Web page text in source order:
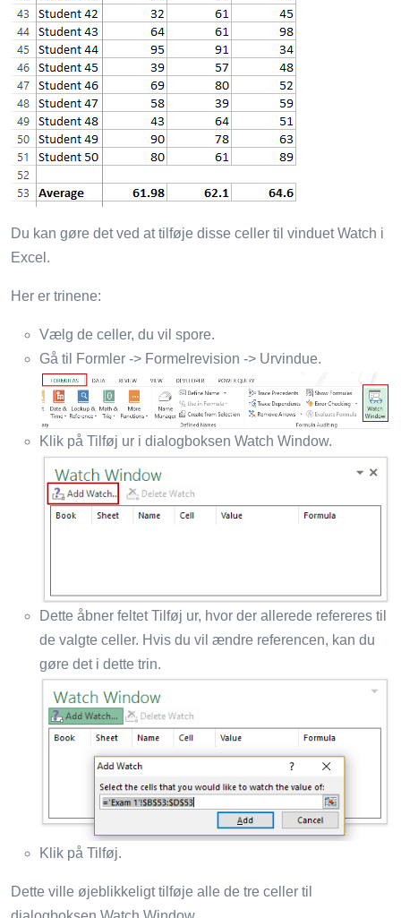
Du kan gøre det ved at tilføje disse celler til vinduet Watch i
Excel.
Her er trinene:
Vælg de celler, du vil spore.
Gå til Formler -> Formelrevision -> Urvindue.
Klik på Tilføj ur i dialogboksen Watch Window.
Dette åbner feltet Tilføj ur, hvor der allerede refereres til
de valgte celler. Hvis du vil ændre referencen, kan du
gøre det i dette trin.
Klik på Tilføj.
Dette ville øjeblikkeligt tilføje alle de tre celler til